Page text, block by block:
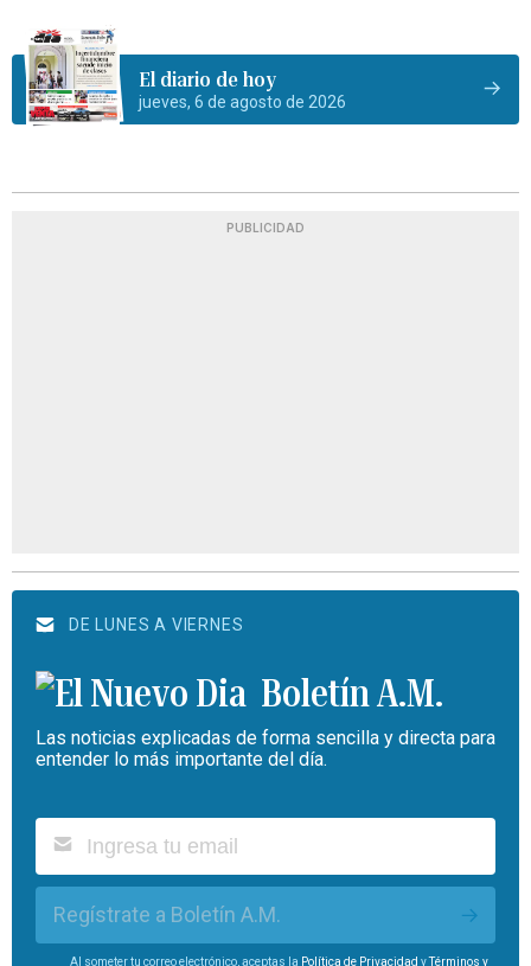
El diario de hoy
jueves, 6 de agosto de 2026
PUBLICIDAD
DE LUNES A VIERNES
Boletín A.M.
Las noticias explicadas de forma sencilla y directa para
entender lo más importante del día.
Regístrate a Boletín A.M.
Al someter tu correo electrónico, aceptas la Política de Privacidad y
Términos y